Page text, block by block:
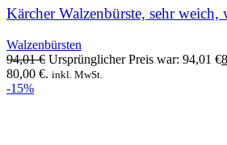
Kärcher Walzenbürste, sehr
Walzenbürsten
94,01€ Ursprünglicher Preis war: 94,01 €
80,00 €. inkl. MwSt.
-15%